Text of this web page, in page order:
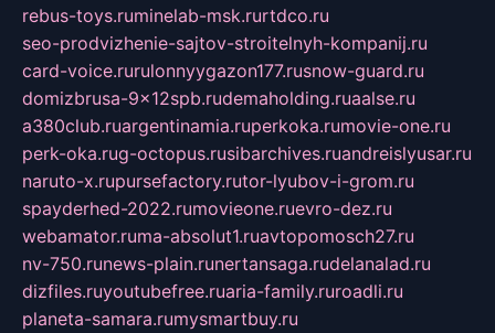
rebus-toys.ruminelab-msk.rurtdco.ru
seo-prodvizhenie-sajtov-stroitelnyh-kompanij.ru
card-voice.rurulonnyygazon177.rusnow-guard.ru
domizbrusa-9x12spb.rudemaholding.ruaalse.ru
a380club.ruargentinamia.ruperkoka.rumovie-one.ru
perk-oka.rug-octopus.rusibarchives.ruandreislyusar.ru
naruto-x.rupursefactory.rutor-lyubov-i-grom.ru
spayderhed-2022.rumovieone.ruevro-dez.ru
webamator.ruma-absolut1.ruavtopomosch27.ru
nv-750.runews-plain.runertansaga.rudelanalad.ru
dizfiles.ruyoutubefree.ruaria-family.ruroadli.ru
planeta-samara.rumysmartbuy.ru